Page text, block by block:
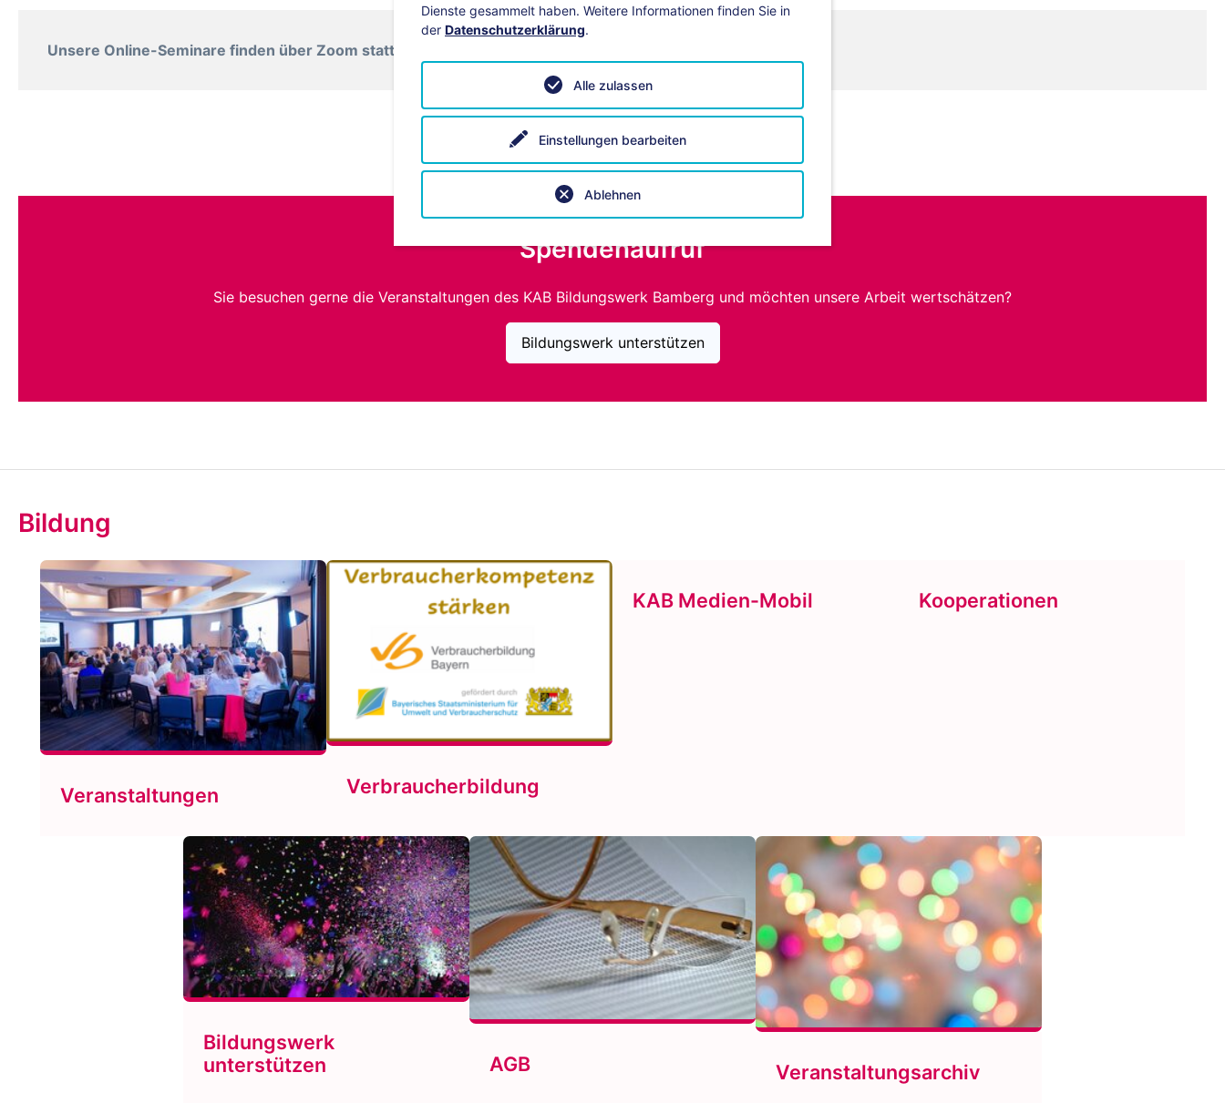
Unsere Online-Seminare finden über Zoom statt. Bei technischen Fragen hilft unsere
Spendenaufruf
Sie besuchen gerne die Veranstaltungen des KAB Bildungswerk Bamberg und möchten unsere Arbeit wertschätzen?
Bildungswerk unterstützen
Bildung
Veranstaltungen Verbraucherbildung
KAB Medien-Mobil Kooperationen
Bildungswerk
unterstützen
AGB Veranstaltungsarchiv
Dienste gesammelt haben. Weitere Informationen finden Sie in
der Datenschutzerklärung.
Einstellungen bearbeiten
Ablehnen
Alle zulassen